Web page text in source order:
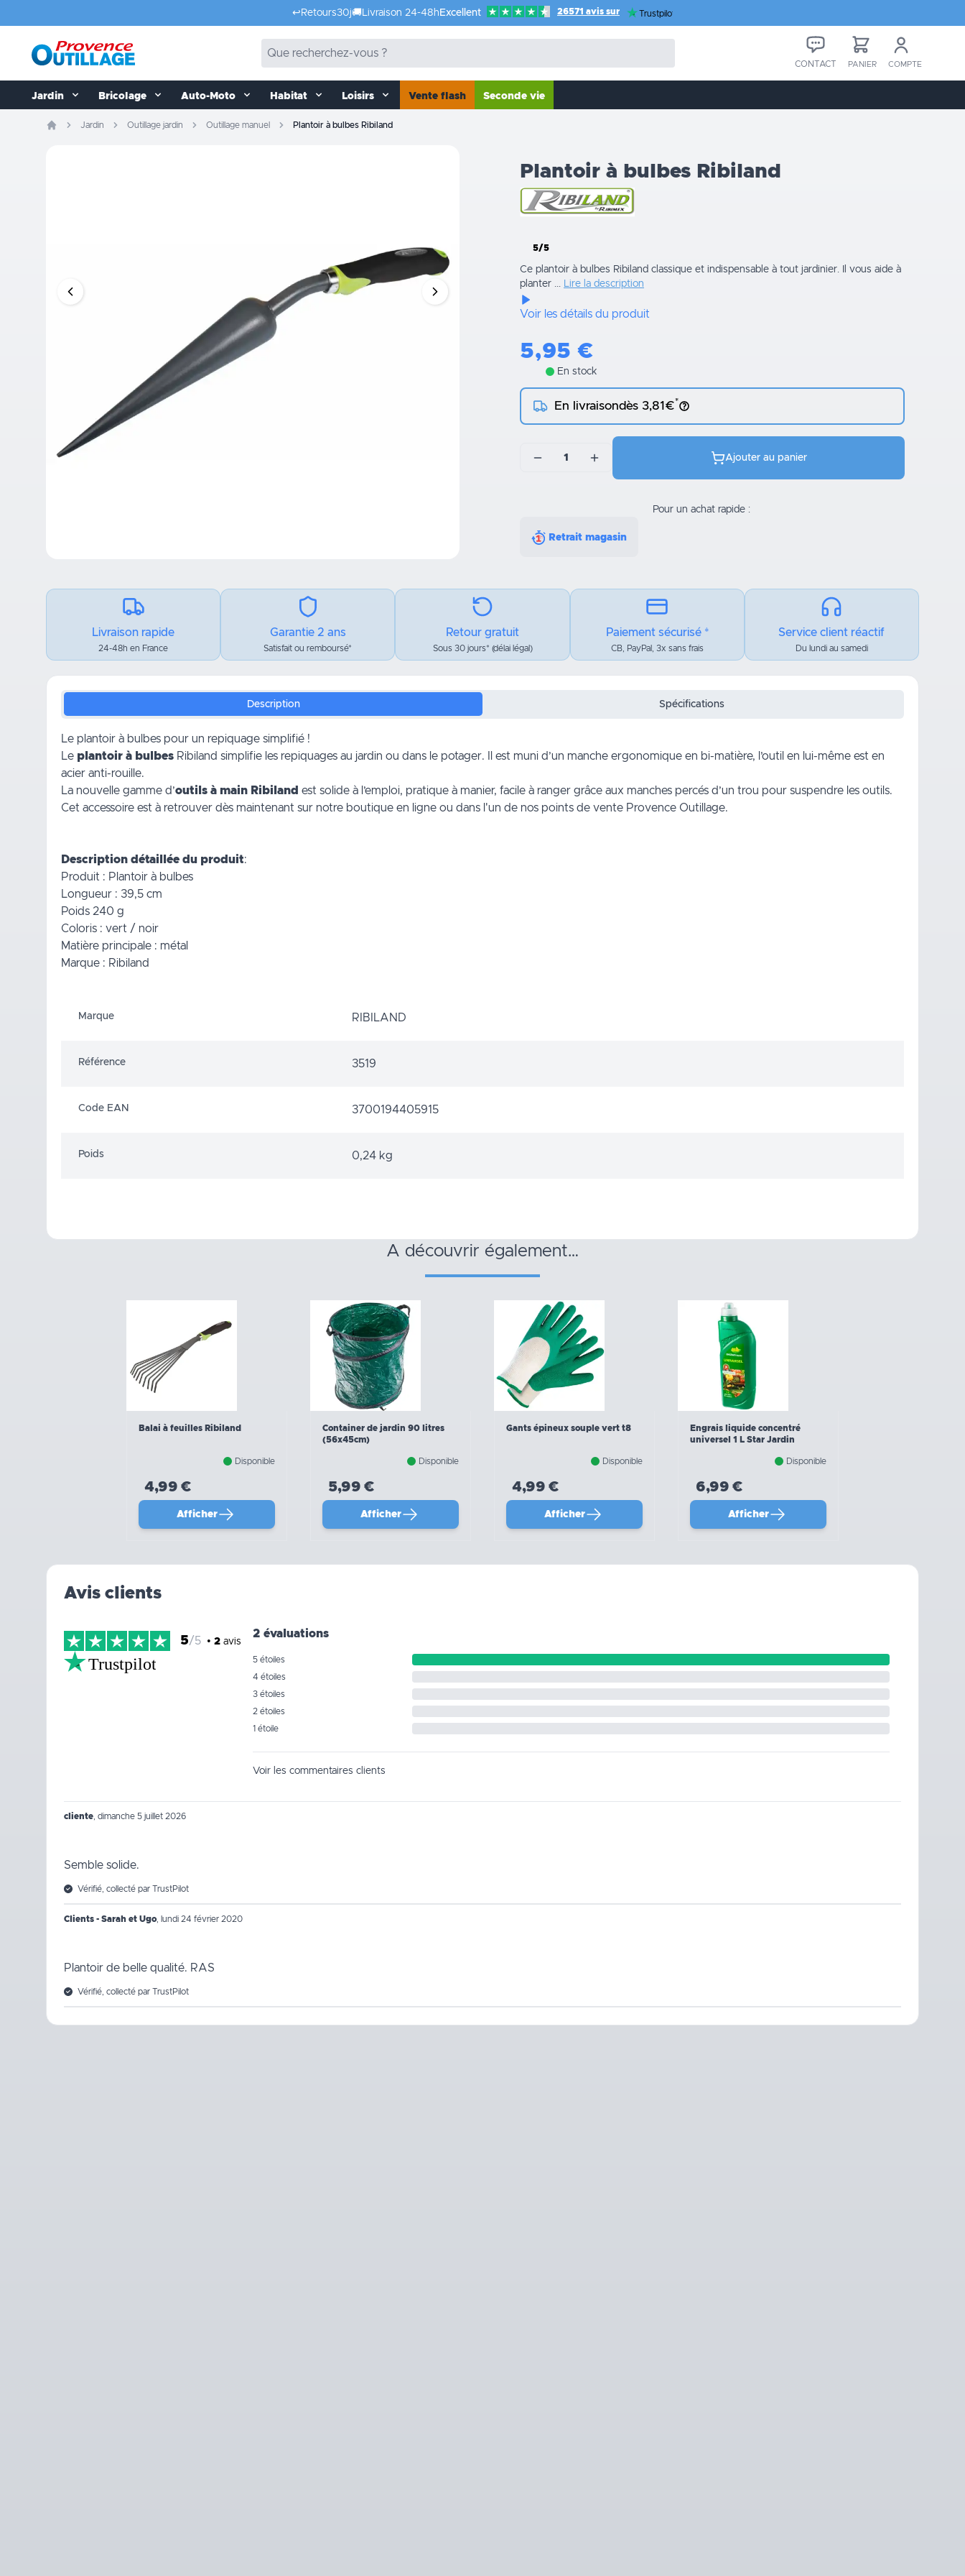
↩️ Retours30j🚚 Livraison 24-48h Excellent 26571 avis sur Trustpilot
CONTACT PANIER COMPTE
Jardin Bricolage Auto-Moto Habitat Loisirs Vente flash Seconde vie
Jardin Outillage jardin Outillage manuel Plantoir à bulbes Ribiland
Plantoir à bulbes Ribiland
5/5
Ce plantoir à bulbes Ribiland classique et indispensable à tout jardinier. Il vous aide à
planter ...
Lire la description
Voir les détails du produit
5,95 €
En stock
En livraisondès 3,81€*
1 Ajouter au panier
Pour un achat rapide :
Retrait magasin
Livraison rapide
24-48h en France
Garantie 2 ans
Satisfait ou remboursé*
Retour gratuit
Sous 30 jours* (délai légal)
Paiement sécurisé *
CB, PayPal, 3x sans frais
Service client réactif
Du lundi au samedi
Description Spécifications
Le plantoir à bulbes pour un repiquage simplifié !
Le plantoir à bulbes Ribiland simplifie les repiquages au jardin ou dans le potager. Il est muni d’un manche ergonomique en bi-matière, l’outil en lui-même est en
acier anti-rouille.
La nouvelle gamme d’outils à main Ribiland est solide à l’emploi, pratique à manier, facile à ranger grâce aux manches percés d’un trou pour suspendre les outils.
Cet accessoire est à retrouver dès maintenant sur notre boutique en ligne ou dans l'un de nos points de vente Provence Outillage.
Description détaillée du produit:
Produit : Plantoir à bulbes
Longueur : 39,5 cm
Poids 240 g
Coloris : vert / noir
Matière principale : métal
Marque : Ribiland
Marque RIBILAND
Référence 3519
Code EAN 3700194405915
Poids 0,24 kg
a découvrir également…
Balai à feuilles Ribiland
Disponible
4,99 €
Afficher
Container de jardin 90 litres
(56x45cm)
Disponible
5,99 €
Afficher
Gants épineux souple vert t8
Disponible
4,99 €
Afficher
Engrais liquide concentré
universel 1 L Star Jardin
Disponible
6,99 €
Afficher
Avis clients
5/5 • 2 avis
Trustpilot
2 évaluations
5 étoiles
4 étoiles
3 étoiles
2 étoiles
1 étoile
Voir les commentaires clients
cliente dimanche 5 juillet 2026
Semble solide.
Vérifié, collecté par TrustPilot
Clients - Sarah et Ugo, lundi 24 février 2020
Plantoir de belle qualité. RAS
Vérifié, collecté par TrustPilot